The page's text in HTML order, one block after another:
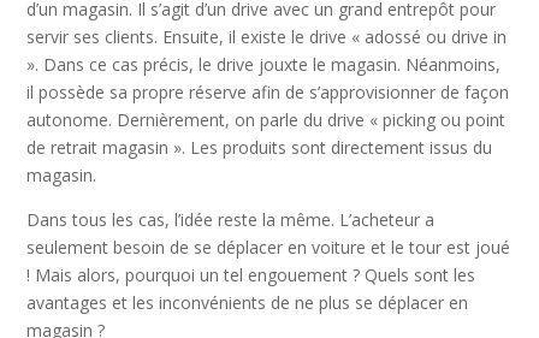
d’un magasin. Il s’agit d’un drive avec un grand entrepôt pour
servir ses clients. Ensuite, il existe le drive « adossé ou drive in
». Dans ce cas précis, le drive jouxte le magasin. Néanmoins,
il possède sa propre réserve afin de s’approvisionner de façon
autonome. Dernièrement, on parle du drive « picking ou point
de retrait magasin ». Les produits sont directement issus du
magasin.
Dans tous les cas, l’idée reste la même. L’acheteur a
seulement besoin de se déplacer en voiture et le tour est joué
! Mais alors, pourquoi un tel engouement ? Quels sont les
avantages et les inconvénients de ne plus se déplacer en
magasin ?